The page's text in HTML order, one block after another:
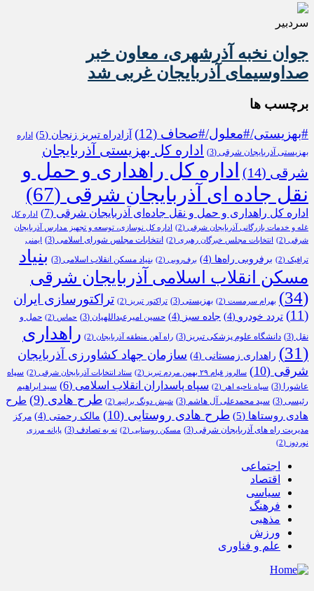
سردبیر
جوان نخبه آذرشهری، معاون خبر
صداوسیمای آذربایجان غربی شد
برچسب ها
#بهزیستی/#معلول/#صحاف (12) آزادراه تبریز زنجان (5)
اداره
بهزیستی آذربایجان شرقی (3)
اداره کل بهزیستی آذربایجان
شرقی (14)
اداره کل راهداری و حمل و
نقل جاده ای آذربایجان شرقی (67)
اداره کل راهداری و حمل و نقل جاده‌ای آذربایجان شرقی (7)
اداره کل
غله و خدمات بازرگانی آذربایجان شرقی (2)
اداره کل نوسازی، توسعه و تجهیز مدارس آذربایجان
شرقی (2) انتخابات مجلس خبرگان رهبری (2) انتخابات مجلس شورای اسلامی (3) ایمنی
ترافیک (2) برفروبی راه‌ها (4) برف‌روبی (2) بنیاد مسکن انقلاب اسلامی (3)
بنیاد
مسکن انقلاب اسلامی آذربایجان شرقی
(34)
بهرام سرمست (2) بهزیستی (3) تراکتور تبریز (2)
تراکتورسازی ایران
(11)
تردد خودرو (4) جاده سبز (4) حسین امیرعبداللهیان (3) حماس (2)
حمل و
نقل (3) دانشگاه علوم پزشکی تبریز (3) راه آهن منطقه آذربایجان (2)
راهداری
(31)
راهداری زمستانی (4)
سازمان جهاد کشاورزی آذربایجان
شرقی (10) سالروز قیام ۲۹ بهمن مردم تبریز (2) ستاد انتخابات آذربایجان شرقی (2)
سپاه
عاشورا (3) سپاه ناحیه اهر (2) سپاه پاسداران انقلاب اسلامی (6)
سید ابراهیم
رئیسی (3) سید محمدعلی آل هاشم (3) شیش دونگ برانیم (2) طرح هادی (9)
طرح
هادی روستاها (5) طرح هادی روستایی (10) مالک رحمتی (4)
مرکز
مدیریت راه های آذربایجان شرقی (3) مسکن روستایی (2) نه به تصادف (3)
پایانه مرزی
نوردوز (2)
اجتماعی
اقتصاد
سیاسی
فرهنگ
مذهبی
ورزش
علم و فناوری